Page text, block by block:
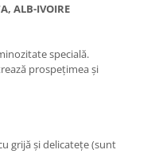
ALB-IVOIRE
specială.
prospețimea și
grijă și delicatețe (sunt